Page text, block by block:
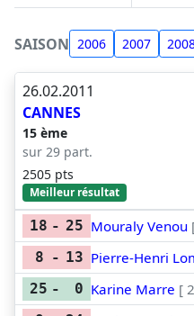
SAISON 2006 2007
26.02.2011
CANNES
15 ème
sur 29 part.
2505 pts
Meilleur résultat
18 - 25 Mouraly Venou
8 - 13 Pierre-Henri
25 - 0 Karine Marre [